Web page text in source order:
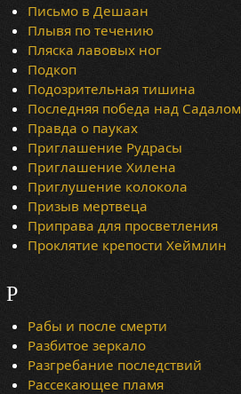
Письмо в Дешаан
Плывя по течению
Пляска лавовых ног
Подкоп
Подозрительная тишина
Последняя победа над Садалом
Правда о пауках
Приглашение Рудрасы
Приглашение Хилена
Приглушение колокола
Призыв мертвеца
Приправа для просветления
Проклятие крепости Хеймлин
Р
Рабы и после смерти
Разбитое зеркало
Разгребание последствий
Рассекающее пламя